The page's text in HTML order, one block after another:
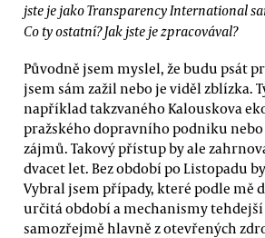
jste je jako Transparency International
Co ty ostatní? Jak jste je zpracovával?
Původně jsem myslel, že budu psát
jsem sám zažil nebo je viděl zblízka.
například takzvaného Kalouskova
pražského dopravního podniku
zájmů. Takový přístup by ale
dvacet let. Bez období po Listopadu
Vybral jsem případy, které podle mě
určitá období a mechanismy tehdejší
samozřejmě hlavně z otevřených